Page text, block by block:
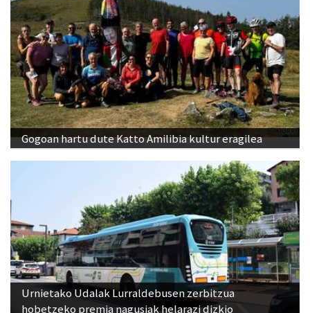
Gogoan hartu dute Katto Amilibia kultur eragilea
Urnietako Udalak Lurraldebusen zerbitzua
hobetzeko premia nagusiak helarazi dizkio